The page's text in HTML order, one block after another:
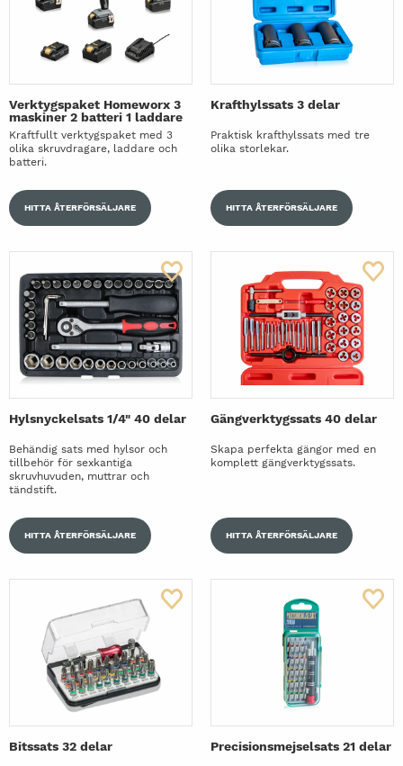
Verktygspaket Homeworx 3
maskiner 2 batteri 1 laddare
Kraftfullt verktygspaket med 3
olika skruvdragare, laddare och
batteri.
HITTA ÅTERFÖRSÄLJARE
Krafthylssats 3 delar
Praktisk krafthylssats med tre
olika storlekar.
HITTA ÅTERFÖRSÄLJARE
Hylsnyckelsats 1/4" 40 delar
Behändig sats med hylsor och
tillbehör för sexkantiga
skruvhuvuden, muttrar och
tändstift.
HITTA ÅTERFÖRSÄLJARE
Gängverktygssats 40 delar
Skapa perfekta gängor med en
komplett gängverktygssats.
HITTA ÅTERFÖRSÄLJARE
Bitssats 32 delar Precisionsmejselsats 21 delar